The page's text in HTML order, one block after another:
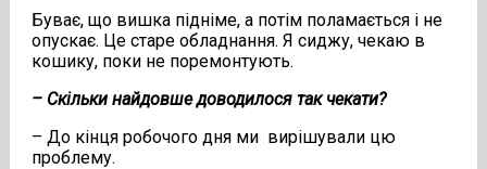
Буває, що вишка підніме, а потім поламається і не
опускає. Це старе обладнання. Я сиджу, чекаю в
кошику, поки не поремонтують.
– Скільки найдовше доводилося так чекати?
– До кінця робочого дня ми вирішували цю
проблему.